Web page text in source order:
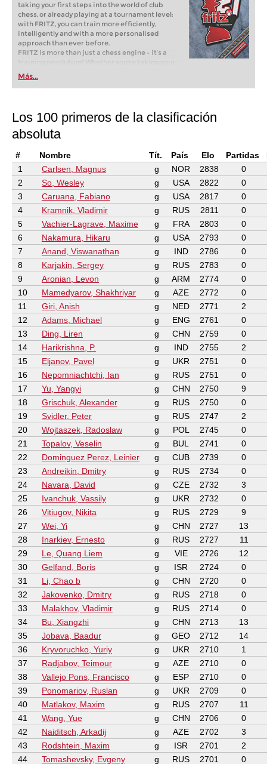
taking your first steps into the world of club
chess, or already playing at a tournament level:
with FRITZ, you can train more efficiently,
intelligently and with a more personalised
approach than ever before.
FRITZ is more than just a chess engine – it’s a
training revolution! Whether you’re taking your
first steps into the world of club chess, or already
playing at a tournament level: with FRITZ, you can
train more efficiently, intelligently and with a
Más...
Los 100 primeros de la clasificación
absoluta
# Nombre Tít. País Elo Partidas
1
Carlsen, Magnus g NOR 2838
0
2
So, Wesley g USA 2822
0
3
Caruana, Fabiano g USA 2817
0
4
Kramnik, Vladimir g RUS 2811
0
5
Vachier-Lagrave, Maxime g FRA 2803
0
6
Nakamura, Hikaru g USA 2793
0
7
Anand, Viswanathan g IND 2786
0
8
Karjakin, Sergey g RUS 2783
0
9
Aronian, Levon g ARM 2774
0
10
Mamedyarov, Shakhriyar g AZE 2772
0
11
Giri, Anish g NED 2771
2
12
Adams, Michael g ENG 2761
0
13
Ding, Liren g CHN 2759
0
14
Harikrishna, P. g IND 2755
2
15
Eljanov, Pavel g UKR 2751
0
16
Nepomniachtchi, Ian g RUS 2751
0
17
Yu, Yangyi g CHN 2750
9
18
Grischuk, Alexander g RUS 2750
0
19
Svidler, Peter g RUS 2747
2
20
Wojtaszek, Radoslaw g POL 2745
0
21
Topalov, Veselin g BUL 2741
0
22
Dominguez Perez, Leinier g CUB 2739
0
23
Andreikin, Dmitry g RUS 2734
0
24
Navara, David g CZE 2732
3
25
Ivanchuk, Vassily g UKR 2732
0
26
Vitiugov, Nikita g RUS 2729
9
27
Wei, Yi g CHN 2727
13
28
Inarkiev, Ernesto g RUS 2727
11
29
Le, Quang Liem g VIE 2726
12
30
Gelfand, Boris g ISR 2724
0
31
Li, Chao b g CHN 2720
0
32
Jakovenko, Dmitry g RUS 2718
0
33
Malakhov, Vladimir g RUS 2714
0
34
Bu, Xiangzhi g CHN 2713
13
35
Jobava, Baadur g GEO 2712
14
36
Kryvoruchko, Yuriy g UKR 2710
1
37
Radjabov, Teimour g AZE 2710
0
38
Vallejo Pons, Francisco g ESP 2710
0
39
Ponomariov, Ruslan g UKR 2709
0
40
Matlakov, Maxim g RUS 2707
11
41
Wang, Yue g CHN 2706
0
42
Naiditsch, Arkadij g AZE 2702
3
43
Rodshtein, Maxim g ISR 2701
2
44
Tomashevsky, Evgeny g RUS 2701
0